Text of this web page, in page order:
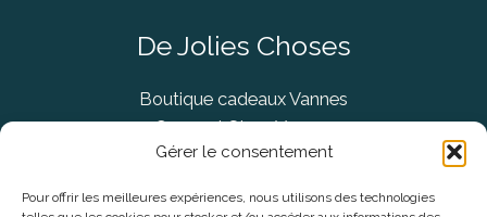
Gérer le consentement
Pour offrir les meilleures expériences, nous utilisons des technologies
De Jolies Choses
Boutique cadeaux Vannes
Concept Store Vannes